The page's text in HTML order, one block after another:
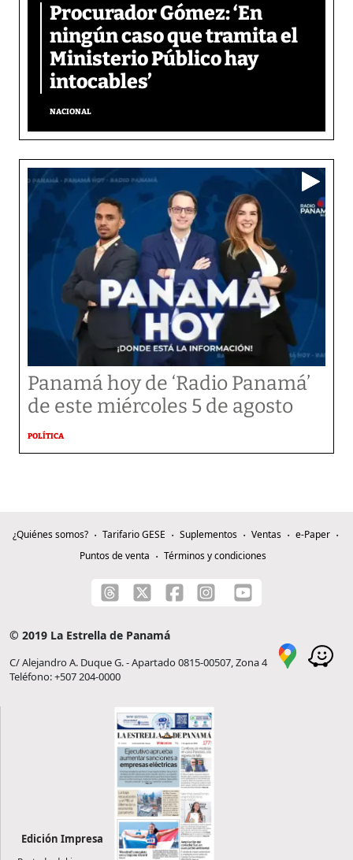
Procurador Gómez: ‘En
ningún caso que tramita el
Ministerio Público hay
intocables’
NACIONAL
Panamá hoy de ‘Radio Panamá’
de este miércoles 5 de agosto
POLÍTICA
¿Quiénes somos? Tarifario GESE Suplementos Ventas
e-Paper
Puntos de venta
Términos y condiciones
© 2019 La Estrella de Panamá
C/ Alejandro A. Duque G. - Apartado 0815-00507, Zona 4
Teléfono: +507 204-0000
Edición Impresa